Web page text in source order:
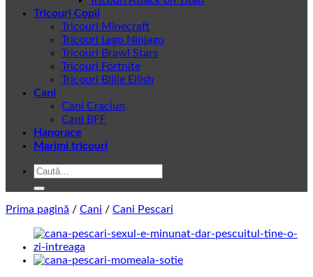
Tricouri Copii
Tricouri Minecraft
Tricouri Lego Ninjago
Tricouri Brawl Stars
Tricouri Fortnite
Tricouri Billie Eilish
Cani
Cani Craciun
Cani BFF
Hanorace
Marimi tricouri
Caută
Prima pagină / Cani / Cani Pescari